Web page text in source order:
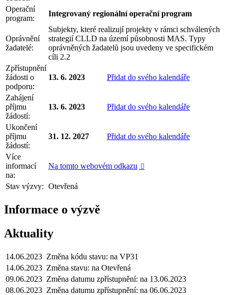
Operační
program:
Integrovaný regionální operační program
Oprávnění
žadatelé:
Subjekty, které realizují projekty v rámci schválených
strategií CLLD na území působnosti MAS. Typy
oprávněných žadatelů jsou uvedeny ve specifickém
cíli 2.2
Zpřístupnění
žádosti o
podporu:
13. 6. 2023 Přidat do svého kalendáře
Zahájení
příjmu
žádostí:
13. 6. 2023 Přidat do svého kalendáře
Ukončení
příjmu
žádostí:
31. 12. 2027 Přidat do svého kalendáře
Více
informací
na:
Na tomto webovém odkazu 
Stav výzvy: Otevřená
Informace o výzvě
Aktuality
14.06.2023 Změna kódu stavu: na VP31
14.06.2023 Změna stavu: na Otevřená
09.06.2023 Změna datumu zpřístupnění: na 13.06.2023
08.06.2023 Změna datumu zpřístupnění: na 06.06.2023